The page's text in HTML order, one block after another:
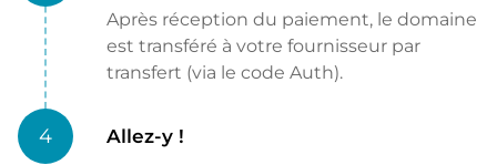
Après réception du paiement, le domaine
est transféré à votre fournisseur par
transfert (via le code Auth).
4 Allez-y !